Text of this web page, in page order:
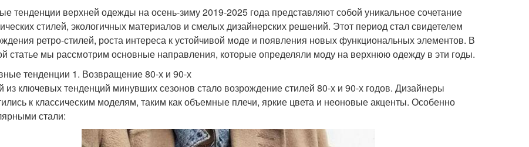
тенденции верхней одежды на осень-зиму 2019-2025 года представляют собой уникальное сочетание
стилей, экологичных материалов и смелых дизайнерских решений. Этот период стал свидетелем
ретро-стилей, роста интереса к устойчивой моде и появления новых функциональных элементов. В
статье мы рассмотрим основные направления, которые определяли моду на верхнюю одежду в эти годы.
тенденции 1. Возвращение 80-х и 90-х
из ключевых тенденций минувших сезонов стало возрождение стилей 80-х и 90-х годов. Дизайнеры
к классическим моделям, таким как объемные плечи, яркие цвета и неоновые акценты. Особенно
стали: